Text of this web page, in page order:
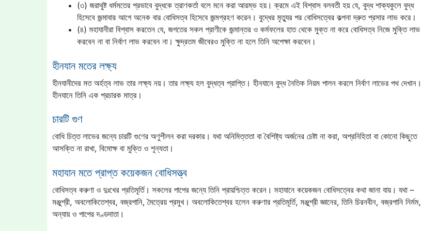
(৩) জরাথুষ্ট ধর্মমতের প্রভাবে বুদ্ধকে ত্রাণকর্তা বলে মনে করা আরম্ভ হয়। ক্রমে এই বিশ্বাস বলবতী হয় যে, বুদ্ধ শাক্যকুলে বুদ্ধ
হিসেবে জন্মাবার আগে অনেক বার বোধিসত্ব হিসেবে জন্মগ্রহণ করেন। বুদ্ধের মৃত্যুর পর বোধিসত্বের কল্পনা দ্রুত প্রসার লাভ করে।
(৪) মহাযানীরা বিশ্বাস করতেন যে, জগতের সকল প্রাণীকে জন্মান্তর ও কর্মফলের হাত থেকে মুক্ত না করে বোধিসত্ব নিজে মুক্তি লাভ
করবেন না বা নির্বাণ লাভ করবেন না। ক্ষুদ্রতম জীবেরও মুক্তি না হলে তিনি অপেক্ষা করবেন।
হীনযান মতের লক্ষ্য
হীনযানীদের মত অর্হত্ব লাভ তার লক্ষ্য নয়। তার লক্ষ্য হল বুদ্ধত্ব প্রাপ্তি। হীনযানে বুদ্ধ নৈতিক নিয়ম পালন করলে নির্বাণ লাভের পথ দেখান।
হীনযানে তিনি এক প্রচারক মাত্র।
চারটি গুণ
বোধি চিত্ত লাভের জন্যে চারটি গুণের অণুশীলন করা দরকার। যথা অনিমিত্ততা বা বৈশিষ্ট্য অর্জনের চেষ্টা না করা, অপ্রনিহিতা বা কোনো কিছুতে
আসক্তি না রাখা, বিমোক্ষ বা মুক্তি ও শূন্যতা।
মহাযান মতে প্রাপ্ত কয়েকজন বোধিসত্ত্ব
বোধিসত্ব করুণা ও দুঃখের প্রতিমূর্তি। সকলের পাপের জন্যে তিনি প্রায়শ্চিত্ত করেন। মহাযানে কয়েকজন বোধিসত্বের কথা জানা যায়। যথা –
মঞ্জুশ্রী, অবলোকিতেশ্বর, বজ্রপানি, মৈত্রেয় প্রমুখ। অবলোকিতেশ্বর হলেন করুণার প্রতিমূর্তি, মঞ্জুশ্রী জ্ঞানের, তিনি চিরনবীন, বজ্রপানি নির্মম,
অন্যায় ও পাপের দণ্ডদাতা।